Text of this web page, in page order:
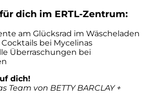
dich im ERTL-Zentrum:
am Glücksrad im Wäscheladen
bei Mycelinas
Überraschungen bei
dich!
Team von BETTY BARCLAY +